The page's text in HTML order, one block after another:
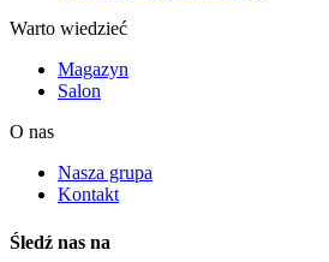
Warto wiedzieć
Magazyn
Salon
O nas
Nasza grupa
Kontakt
Śledź nas na